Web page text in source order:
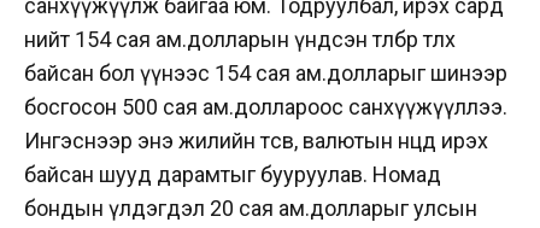
нийт 154 сая ам.долларын үндсэн төлбөр төлөх
байсан бол үүнээс 154 сая ам.долларыг шинээр
босгосон 500 сая ам.доллароос санхүүжүүллээ.
Ингэснээр энэ жилийн төсөв, валютын нөөцөд ирэх
байсан шууд дарамтыг бууруулав. Номад
бондын үлдэгдэл 20 сая ам.долларыг улсын